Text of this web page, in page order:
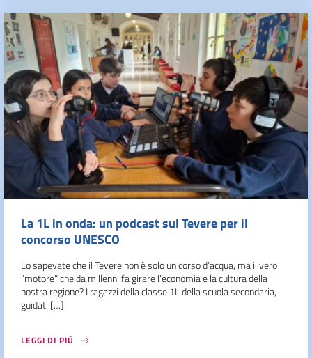
La 1L in onda: un podcast sul Tevere per il
concorso UNESCO
Lo sapevate che il Tevere non è solo un corso d’acqua, ma il vero
“motore” che da millenni fa girare l’economia e la cultura della
nostra regione? I ragazzi della classe 1L della scuola secondaria,
guidati […]
LEGGI DI PIÙ